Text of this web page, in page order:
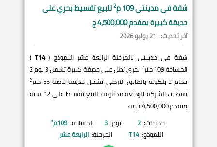
شقة فيمدينتي109 م 2للبيع تقسيط بحري على
حديقة كبيرة بمقدم 4,500,000 ج
آخر تحديث: 21 يوليو 2026
شقة في مدينتي بالمرحلة الرابعة عشر النموذج (T14
)
المساحة 109 متر
2
بحري تطل على حديقة كبيرة تشمل 3 نوم 2
حمام 2 بلكونة بالطابق الأرضي تشمل حديقة خاصة 55 متر
2
تشطيب الشركة الوديعة مدفوعة للبيع تقسيط على 12 سنة
بمقدم 4,500,000 جنيه
حمامات: 2 نوم: 3 المساحة: 109م²
النموذج: T14 المرحلة: الرابعة عشر